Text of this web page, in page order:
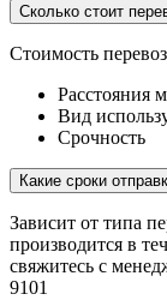
Сколько стоит
Стоимость
Расстояния
Вид
Срочность
Какие сроки
Зависит от типа
производится в
свяжитесь с
9101